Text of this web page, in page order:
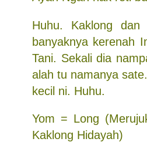
Huhu. Kaklong dan
banyaknya kerenah
Tani. Sekali dia
alah tu namanya
kecil ni. Huhu.
Yom = Long
Kaklong Hidayah)